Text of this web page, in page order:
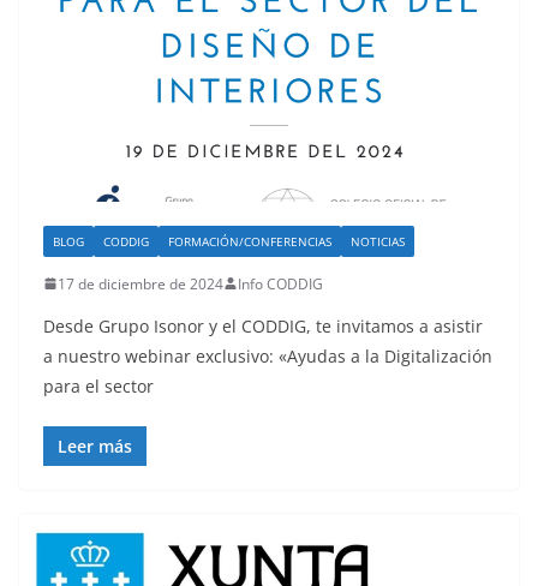
BLOG CODDIG FORMACIÓN/CONFERENCIAS NOTICIAS
17 de diciembre de 2024 Info CODDIG
Desde Grupo Isonor y el CODDIG, te invitamos a asistir
a nuestro webinar exclusivo: «Ayudas a la Digitalización
para el sector
Leer más